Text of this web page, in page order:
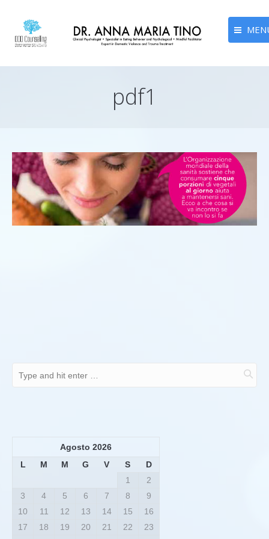
pdf1
Agosto 2026
L
M M G V S
D
1
2
3
4 5 6 7 8
9
10
11 12 13 14 15
16
17
18 19 20 21 22
23